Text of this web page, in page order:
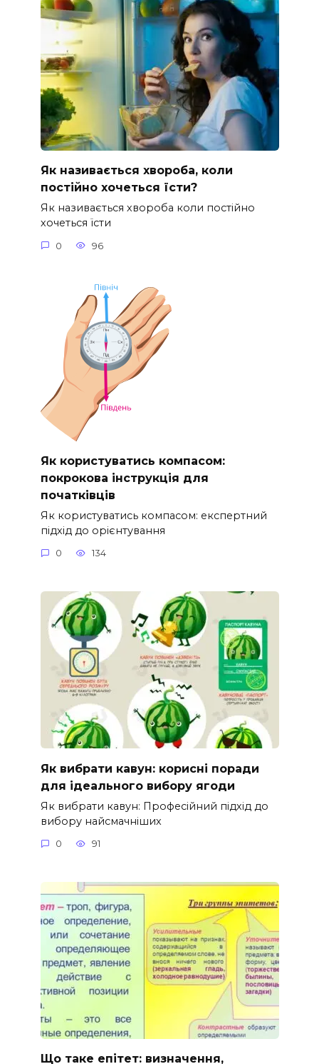
Як називається хвороба, коли
постійно хочеться їсти?
Як називається хвороба коли постійно
хочеться їсти
0 96
Як користуватись компасом:
покрокова інструкція для
початківців
Як користуватись компасом: експертний
підхід до орієнтування
0 134
Як вибрати кавун: корисні поради
для ідеального вибору ягоди
Як вибрати кавун: Професійний підхід до
вибору найсмачніших
0 91
Що таке епітет: визначення,